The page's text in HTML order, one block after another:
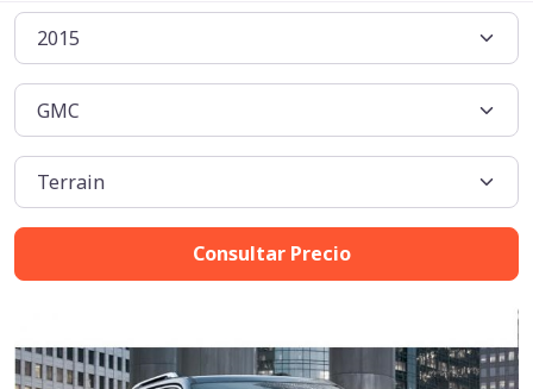
Consultar Precio